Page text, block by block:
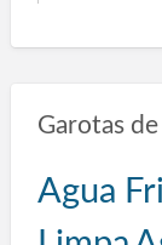
Garotas
Agua